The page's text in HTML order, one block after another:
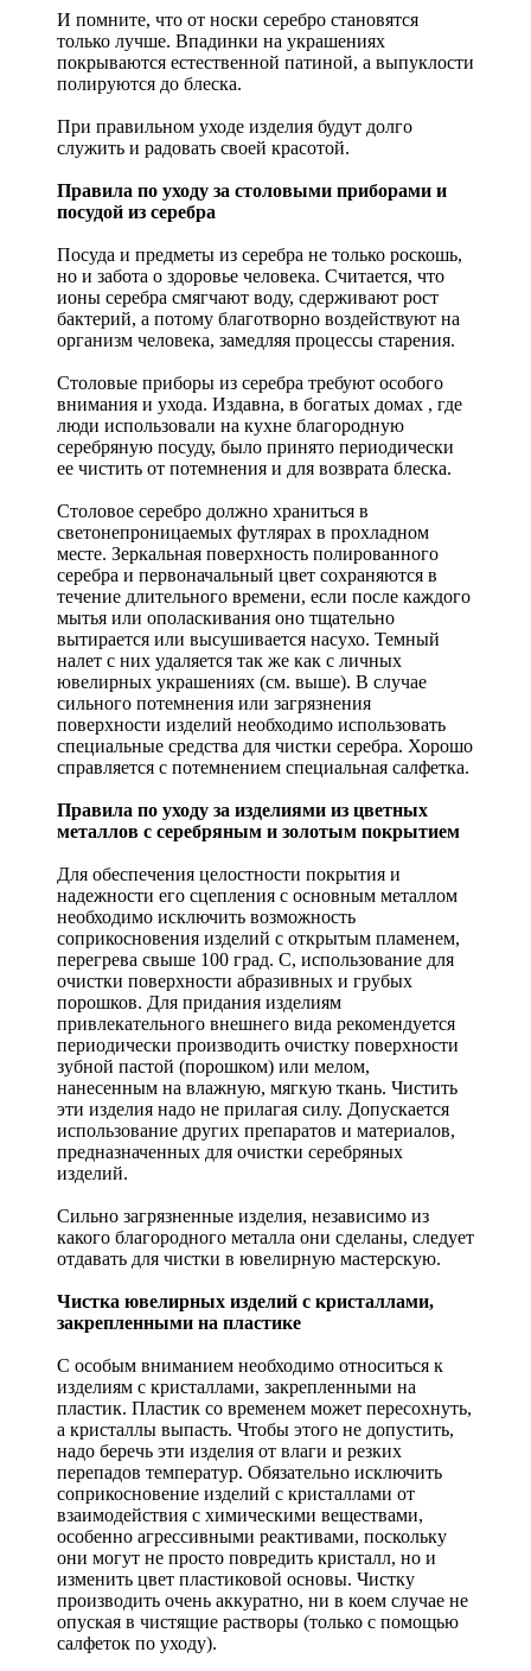
И помните, что от носки серебро становятся
только лучше. Впадинки на украшениях
покрываются естественной патиной, а выпуклости
полируются до блеска.
При правильном уходе изделия будут долго
служить и радовать своей красотой.
Правила по уходу за столовыми приборами и
посудой из серебра
Посуда и предметы из серебра не только роскошь,
но и забота о здоровье человека. Считается, что
ионы серебра смягчают воду, сдерживают рост
бактерий, а потому благотворно воздействуют на
организм человека, замедляя процессы старения.
Столовые приборы из серебра требуют особого
внимания и ухода. Издавна, в богатых домах , где
люди использовали на кухне благородную
серебряную посуду, было принято периодически
ее чистить от потемнения и для возврата блеска.
Столовое серебро должно храниться в
светонепроницаемых футлярах в прохладном
месте. Зеркальная поверхность полированного
серебра и первоначальный цвет сохраняются в
течение длительного времени, если после каждого
мытья или ополаскивания оно тщательно
вытирается или высушивается насухо. Темный
налет с них удаляется так же как с личных
ювелирных украшениях (см. выше). В случае
сильного потемнения или загрязнения
поверхности изделий необходимо использовать
специальные средства для чистки серебра. Хорошо
справляется с потемнением специальная салфетка.
Правила по уходу за изделиями из цветных
металлов с серебряным и золотым покрытием
Для обеспечения целостности покрытия и
надежности его сцепления с основным металлом
необходимо исключить возможность
соприкосновения изделий с открытым пламенем,
перегрева свыше 100 град. С, использование для
очистки поверхности абразивных и грубых
порошков. Для придания изделиям
привлекательного внешнего вида рекомендуется
периодически производить очистку поверхности
зубной пастой (порошком) или мелом,
нанесенным на влажную, мягкую ткань. Чистить
эти изделия надо не прилагая силу. Допускается
использование других препаратов и материалов,
предназначенных для очистки серебряных
изделий.
Сильно загрязненные изделия, независимо из
какого благородного металла они сделаны, следует
отдавать для чистки в ювелирную мастерскую.
Чистка ювелирных изделий с кристаллами,
закрепленными на пластике
С особым вниманием необходимо относиться к
изделиям с кристаллами, закрепленными на
пластик. Пластик со временем может пересохнуть,
а кристаллы выпасть. Чтобы этого не допустить,
надо беречь эти изделия от влаги и резких
перепадов температур. Обязательно исключить
соприкосновение изделий с кристаллами от
взаимодействия с химическими веществами,
особенно агрессивными реактивами, поскольку
они могут не просто повредить кристалл, но и
изменить цвет пластиковой основы. Чистку
производить очень аккуратно, ни в коем случае не
опуская в чистящие растворы (только с помощью
салфеток по уходу).